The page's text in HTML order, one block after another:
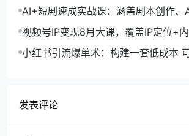
单月变现10万+秘籍
AI+短剧速成实战课：涵盖剧本创作、
现，单部剧收益破万
视频号IP变现8月大课，覆盖IP定位+
取+合规运营+商业转化
小红书引流爆单术：构建一套低成本
发表评论